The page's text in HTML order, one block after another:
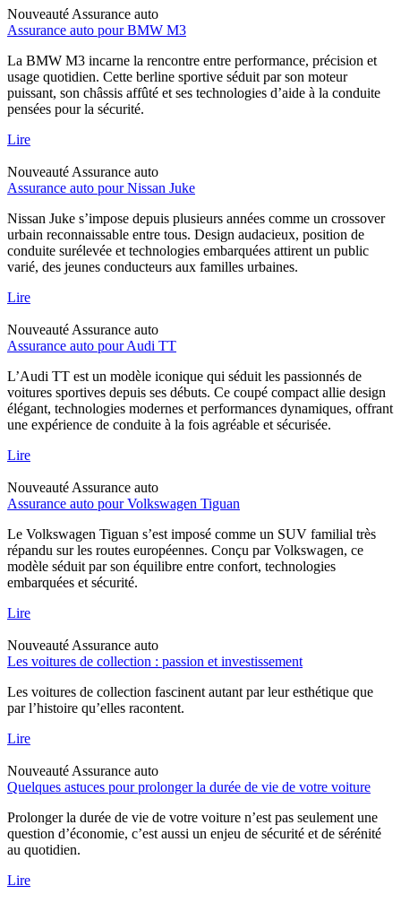
Nouveauté Assurance auto
Assurance auto pour BMW M3
La BMW M3 incarne la rencontre entre performance, précision et
usage quotidien. Cette berline sportive séduit par son moteur
puissant, son châssis affûté et ses technologies d’aide à la conduite
pensées pour la sécurité.
Lire
Nouveauté Assurance auto
Assurance auto pour Nissan Juke
Nissan Juke s’impose depuis plusieurs années comme un crossover
urbain reconnaissable entre tous. Design audacieux, position de
conduite surélevée et technologies embarquées attirent un public
varié, des jeunes conducteurs aux familles urbaines.
Lire
Nouveauté Assurance auto
Assurance auto pour Audi TT
L’Audi TT est un modèle iconique qui séduit les passionnés de
voitures sportives depuis ses débuts. Ce coupé compact allie design
élégant, technologies modernes et performances dynamiques, offrant
une expérience de conduite à la fois agréable et sécurisée.
Lire
Nouveauté Assurance auto
Assurance auto pour Volkswagen Tiguan
Le Volkswagen Tiguan s’est imposé comme un SUV familial très
répandu sur les routes européennes. Conçu par Volkswagen, ce
modèle séduit par son équilibre entre confort, technologies
embarquées et sécurité.
Lire
Nouveauté Assurance auto
Les voitures de collection : passion et investissement
Les voitures de collection fascinent autant par leur esthétique que
par l’histoire qu’elles racontent.
Lire
Nouveauté Assurance auto
Quelques astuces pour prolonger la durée de vie de votre voiture
Prolonger la durée de vie de votre voiture n’est pas seulement une
question d’économie, c’est aussi un enjeu de sécurité et de sérénité
au quotidien.
Lire